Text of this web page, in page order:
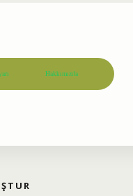
Hakkımızda